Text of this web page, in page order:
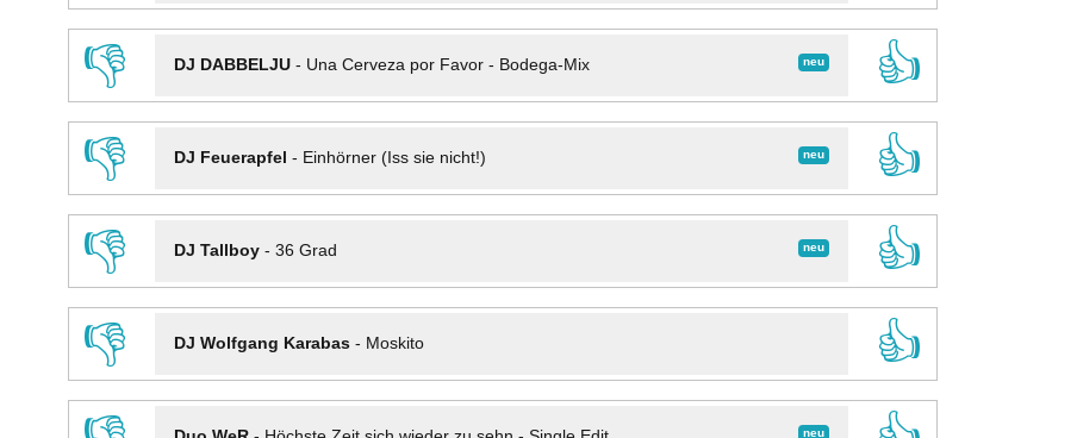
👎
neu
DJ DABBELJU- Una Cerveza por Favor - Bodega-Mix
👍
👎
neu
DJ Feuerapfel - Einhörner (Iss sie nicht!)
👍
👎
neu
DJ Tallboy- 36 Grad
👍
👎
DJ Wolfgang Karabas- Moskito
👍
neu